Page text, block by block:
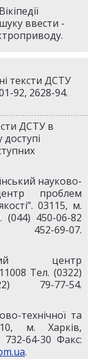
ввести -
тексти ДСТУ
92, 2628-94.
ДСТУ в
науково-
проблем
03115, м.
(044) 450-06-82
69-07.
центр
Тел. (0322)
79-77-54.
технічної та
м. Харків,
732-64-30 Факс:
.